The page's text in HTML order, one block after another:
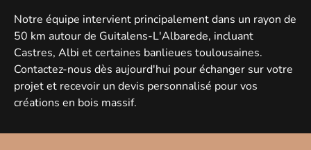
Notre équipe intervient principalement dans un rayon de
50 km autour de Guitalens-L'Albarede, incluant
Castres, Albi et certaines banlieues toulousaines.
Contactez-nous dès aujourd'hui pour échanger sur votre
projet et recevoir un devis personnalisé pour vos
créations en bois massif.